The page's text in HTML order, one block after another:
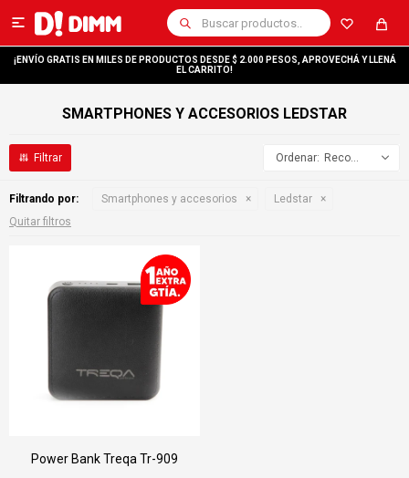

¡ENVÍO GRATIS EN MILES DE PRODUCTOS DESDE $ 2.000 PESOS, APROVECHÁ Y LLENÁ
EL CARRITO!
SMARTPHONES Y ACCESORIOS LEDSTAR
Recomendados
Filtrando por: Smartphones y accesorios
Ledstar
Quitar filtros
Power Bank Treqa Tr-909